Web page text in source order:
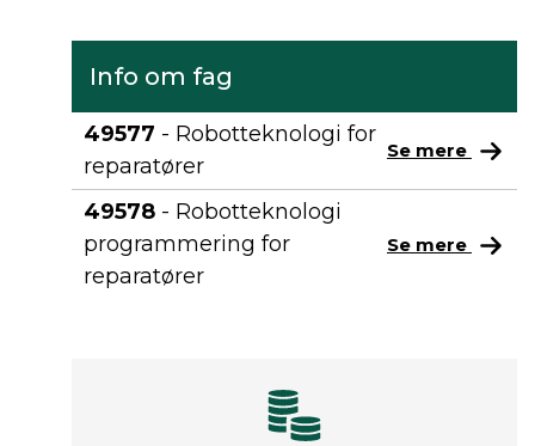
Info om fag
49577 - Robotteknologi for
reparatører
Se mere
49578 - Robotteknologi
programmering for
reparatører
Se mere